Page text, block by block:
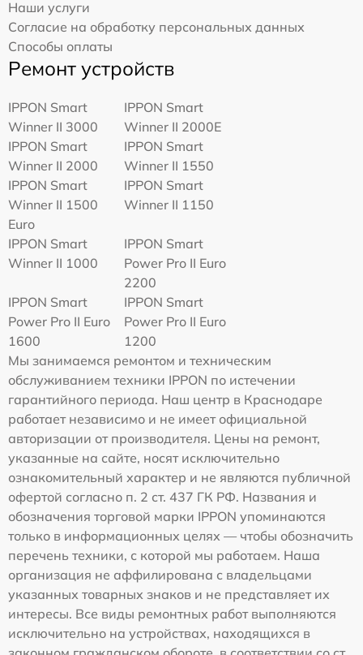
Наши услуги
Согласие на обработку персональных данных
Способы оплаты
Ремонт устройств
IPPON Smart
Winner II 3000
IPPON Smart
Winner II 2000E
IPPON Smart
Winner II 2000
IPPON Smart
Winner II 1550
IPPON Smart
Winner II 1500
Euro
IPPON Smart
Winner II 1150
IPPON Smart
Winner II 1000
IPPON Smart
Power Pro II Euro
2200
IPPON Smart
Power Pro II Euro
1600
IPPON Smart
Power Pro II Euro
1200
Мы занимаемся ремонтом и техническим
обслуживанием техники IPPON по истечении
гарантийного периода. Наш центр в Краснодаре
работает независимо и не имеет официальной
авторизации от производителя. Цены на ремонт,
указанные на сайте, носят исключительно
ознакомительный характер и не являются публичной
офертой согласно п. 2 ст. 437 ГК РФ. Названия и
обозначения торговой марки IPPON упоминаются
только в информационных целях — чтобы обозначить
перечень техники, с которой мы работаем. Наша
организация не аффилирована с владельцами
указанных товарных знаков и не представляет их
интересы. Все виды ремонтных работ выполняются
исключительно на устройствах, находящихся в